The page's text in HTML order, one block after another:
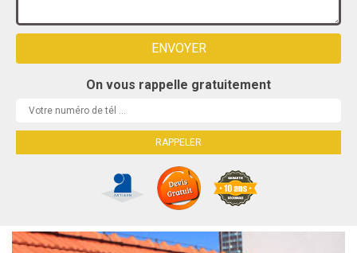
On vous rappelle gratuitement